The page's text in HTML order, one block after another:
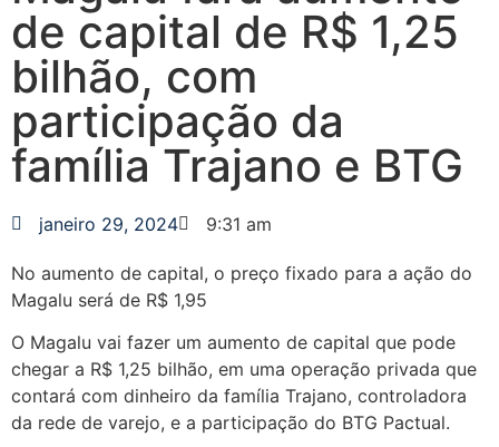
de capital de R$ 1,25
bilhão, com
participação da
família Trajano e BTG
janeiro 29, 2024 9:31 am
No aumento de capital, o preço fixado para a ação do
Magalu será de R$ 1,95
O Magalu vai fazer um aumento de capital que pode
chegar a R$ 1,25 bilhão, em uma operação privada que
contará com dinheiro da família Trajano, controladora
da rede de varejo, e a participação do BTG Pactual.